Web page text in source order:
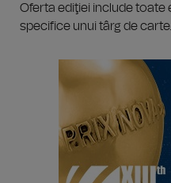
Oferta ediţiei include toate
specifice unui târg de carte.